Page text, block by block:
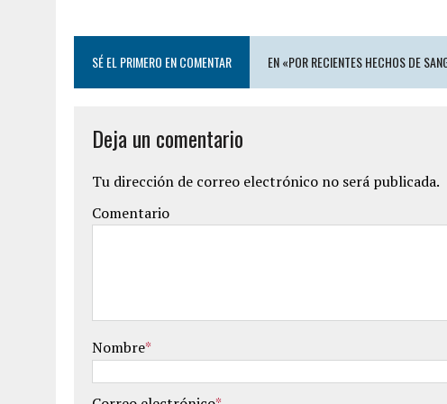
SÉ EL PRIMERO EN COMENTAR EN «POR RECIENTES HECHOS DE
Deja un comentario
Tu dirección de correo electrónico no será publicada.
Comentario
Nombre*